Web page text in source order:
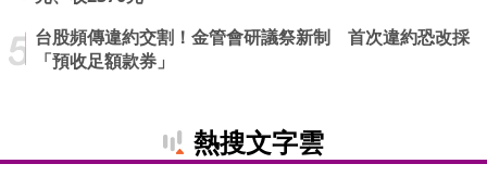
台股頻傳違約交割！金管會研議祭新制 首次違約恐改採
「預收足額款券」
熱搜文字雲